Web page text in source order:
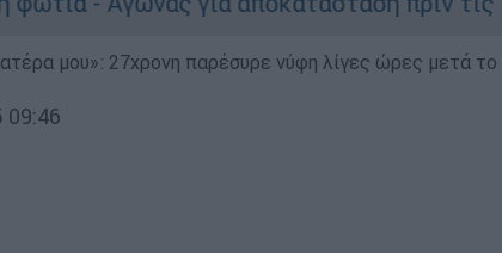
μου»: 27χρονη παρέσυρε νύφη λίγες ώρες μετά το
09:46